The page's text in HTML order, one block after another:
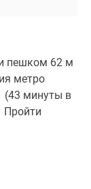
пешком 62 м
метро
(43 минуты в
Пройти